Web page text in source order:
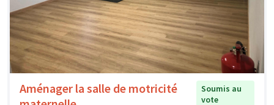
Aménager la salle de motricité
Soumis au
vote